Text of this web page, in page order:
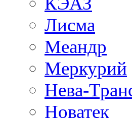
Лисма
Меандр
Меркурий
Нева-
Новатек